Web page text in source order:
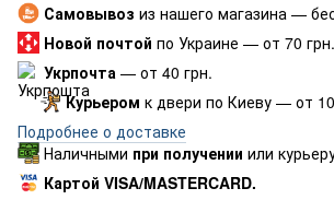
Самовывоз из нашего магазина —
Новой почтой по Украине — от 70 грн.
Укрпочта — от 40 грн.
Курьером к двери по Киеву — от
Подробнее о доставке
Наличными при получении или
Картой VISA/MASTERCARD.